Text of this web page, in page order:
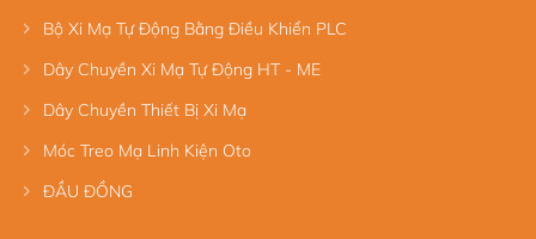
Bộ Xi Mạ Tự Động Bằng Điều Khiển PLC
Dây Chuyền Xi Mạ Tự Động HT - ME
Dây Chuyền Thiết Bị Xi Mạ
Móc Treo Mạ Linh Kiện Oto
ĐẦU ĐỒNG